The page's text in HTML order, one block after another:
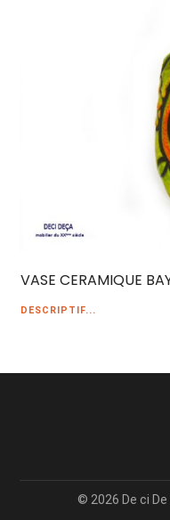
VASE CERAMIQUE
DESCRIPTIF...
© 2026 De ci